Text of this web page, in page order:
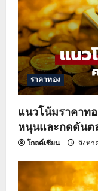
ราคาทอง
แนวโน้มราคาทอ
หนุนและกดดันต
โกลด์เซียน สิงหา